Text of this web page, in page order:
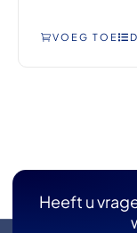
VOEG TOE
Heeft u